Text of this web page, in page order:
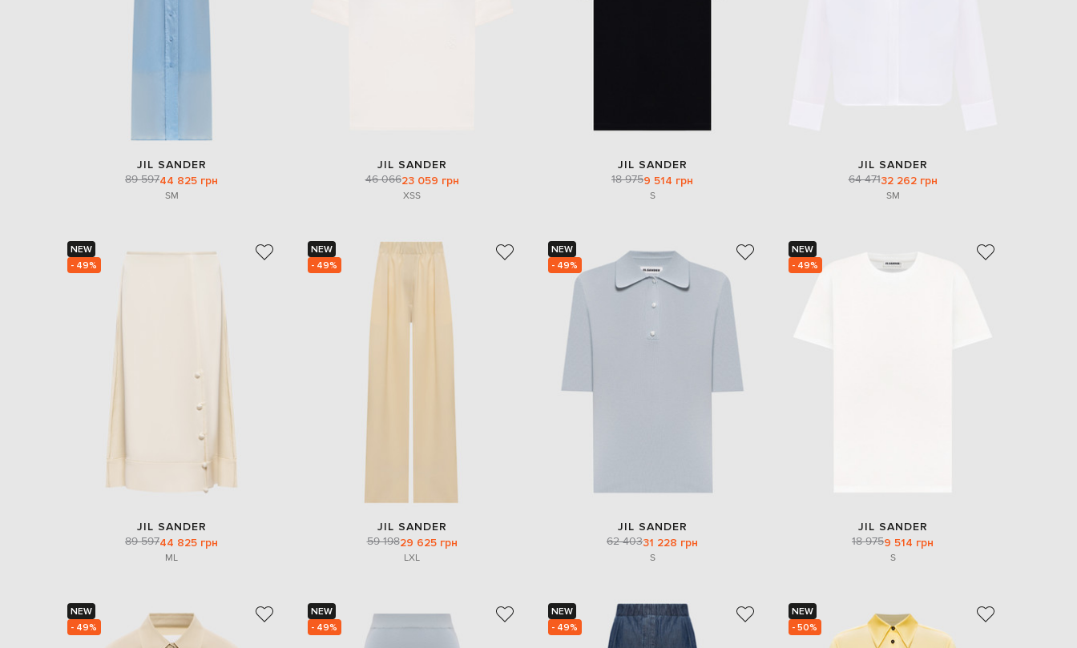
JIL SANDER
89 59744 825 грн
SM
JIL SANDER
46 06623 059 грн
XSS
JIL SANDER
18 9759 514 грн
S
JIL SANDER
64 47132 262 грн
SM
NEW
- 49%
JIL SANDER
89 59744 825 грн
ML
NEW
- 49%
JIL SANDER
59 19829 625 грн
LXL
NEW
- 49%
JIL SANDER
62 40331 228 грн
S
NEW
- 49%
JIL SANDER
18 9759 514 грн
S
NEW
- 49%
NEW
- 49%
NEW
- 49%
NEW
- 50%